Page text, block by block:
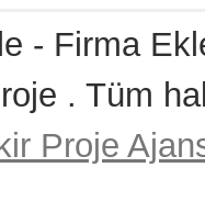
- Firma
. Tüm
Proje